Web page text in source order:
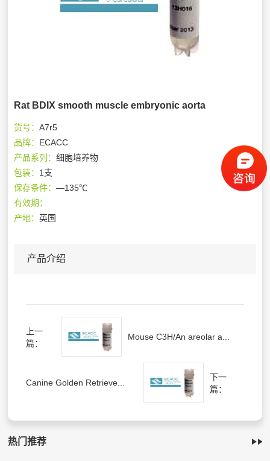
Rat BDIX smooth muscle embryonic aorta
货号：A7r5
品牌： ECACC
产品系列：细胞培养物
包装： 1支
保存条件：—135℃
有效期：
产地：英国
产品介绍
上一
篇：
Mouse C3H/An areolar a...
Canine Golden Retrieve...
下一
篇：
热门推荐